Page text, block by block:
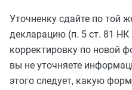
Уточненку сдайте по той
декларацию (п. 5 ст. 81
корректировку по новой
вы не уточняете
этого следует, какую